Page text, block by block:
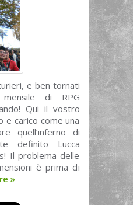
e ben tornati
mensile di RPG
Qui il vostro
e carico come una
quell’inferno di
definito Lucca
Il problema delle
è prima di
»